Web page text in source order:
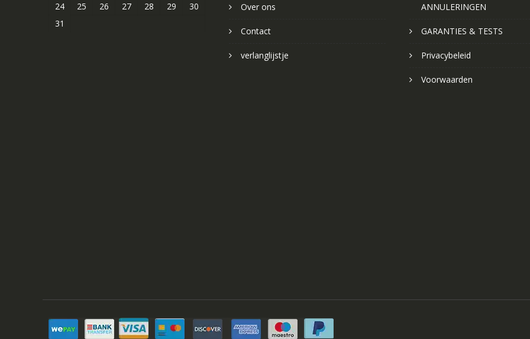
24
25 26 27 28 29
30
31
Over ons
Contact
verlanglijstje
ANNULERINGEN
GARANTIES & TESTS
Privacybeleid
Voorwaarden